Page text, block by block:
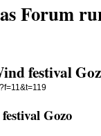
Forum
festival
Gozo